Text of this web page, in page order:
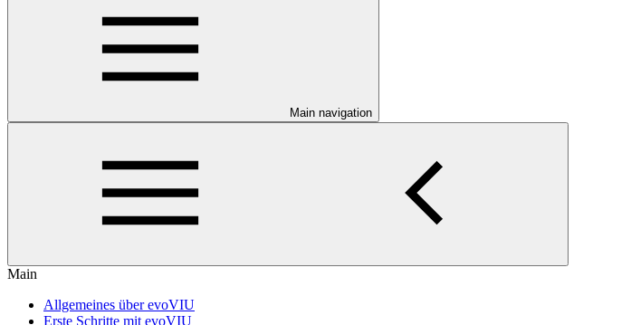
Main navigation
Main
Allgemeines über evoVIU
Erste Schritte mit evoVIU